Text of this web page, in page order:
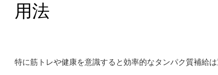
用法
特に筋トレや健康を意識すると効率的なタンパク質補給